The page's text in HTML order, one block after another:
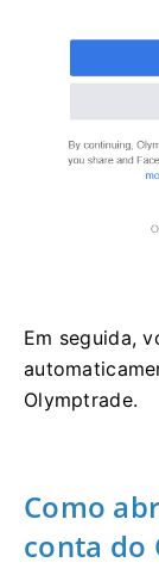
Em seguida,
Olymptrade.
Como
conta do